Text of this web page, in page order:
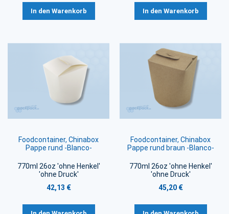
In den Warenkorb In den Warenkorb
Foodcontainer, Chinabox
Pappe rund -Blanco-
770ml 26oz 'ohne Henkel'
'ohne Druck'
42,13 €
Foodcontainer, Chinabox
Pappe rund braun -Blanco-
770ml 26oz 'ohne Henkel'
'ohne Druck'
45,20 €